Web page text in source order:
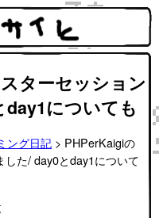
ターセッション
についても
ング日記 > PHPerKaigiの
た/ day0とday1について